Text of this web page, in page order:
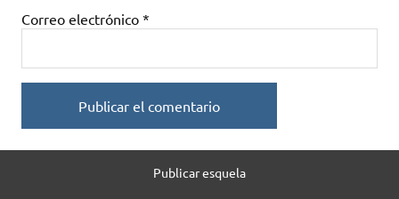
Correo electrónico *
Publicar esquela